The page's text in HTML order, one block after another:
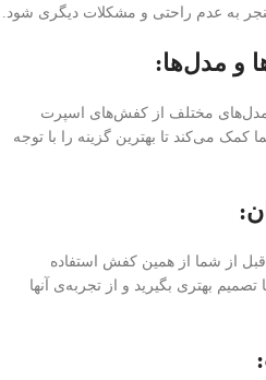
به عدم راحتی و مشکلات دیگری شود.
و مدل‌ها:
مدل‌های مختلف از کفش‌های اسپرت
کمک می‌کند تا بهترین گزینه را با توجه
از شما از همین کفش استفاده
بهتری بگیرید و از تجربه‌ی آنها